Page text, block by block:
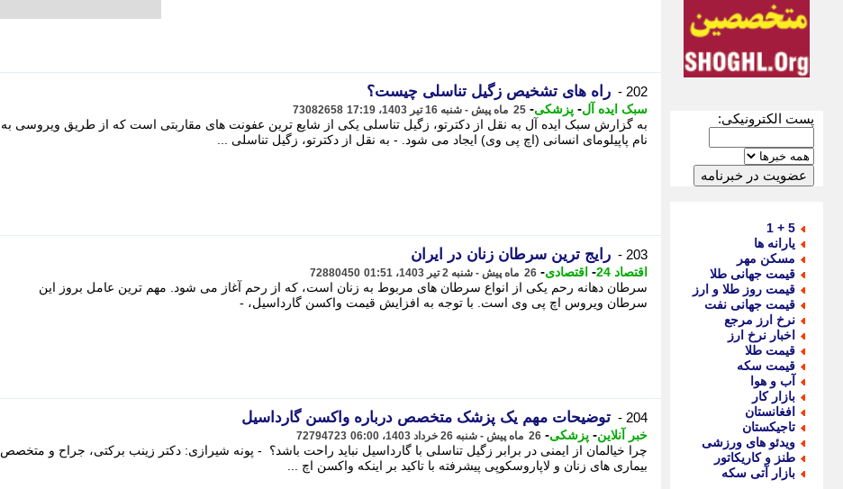
پست الکترونیکی:
5 + 1
یارانه ها
مسکن مهر
قیمت جهانی طلا
قیمت روز طلا و ارز
قیمت جهانی نفت
نرخ ارز مرجع
اخبار نرخ ارز
قیمت طلا
قیمت سکه
آب و هوا
بازار کار
افغانستان
تاجیکستان
ویدئو های ورزشی
طنز و کاریکاتور
بازار آتی سکه
202 - راه های تشخیص زگیل تناسلی چیست؟
سبک ایده آل- پزشکی- 25 ماه پیش - شنبه 16 تیر 1403، 17:19 73082658
به گزارش سبک ایده آل به نقل از دکترتو، زگیل تناسلی یکی از شایع ترین عفونت های مقاربتی است که از طریق ویروسی به
نام پاپیلومای انسانی (اچ پی وی) ایجاد می شود. - به نقل از دکترتو، زگیل تناسلی ...
203 - رایج ترین سرطان زنان در ایران
اقتصاد 24 - اقتصادی- 26 ماه پیش - شنبه 2 تیر 1403، 01:51 72880450
سرطان دهانه رحم یکی از انواع سرطان های مربوط به زنان است، که از رحم آغاز می شود. مهم ترین عامل بروز این
سرطان ویروس اچ پی وی است. با توجه به افزایش قیمت واکسن گارداسیل، -
204 - توضیحات مهم یک پزشک متخصص درباره واکسن گارداسیل
خبر آنلاین- پزشکی- 26 ماه پیش - شنبه 26 خرداد 1403، 06:00 72794723
چرا خیالمان از ایمنی در برابر زگیل تناسلی با گارداسیل نباید راحت باشد؟ - پونه شیرازی: دکتر زینب برکتی، جراح و متخصص
بیماری های زنان و لاپاروسکوپی پیشرفته با تاکید بر اینکه واکسن اچ ...